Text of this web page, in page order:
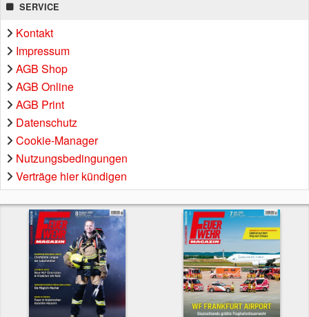
SERVICE
Kontakt
Impressum
AGB Shop
AGB Online
AGB Print
Datenschutz
Cookie-Manager
Nutzungsbedingungen
Verträge hier kündigen